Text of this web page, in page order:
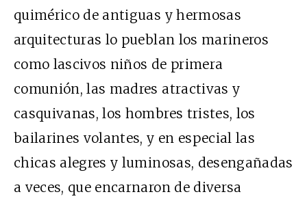
quimérico de antiguas y hermosas
arquitecturas lo pueblan los marineros
como lascivos niños de primera
comunión, las madres atractivas y
casquivanas, los hombres tristes, los
bailarines volantes, y en especial las
chicas alegres y luminosas, desengañadas
a veces, que encarnaron de diversa